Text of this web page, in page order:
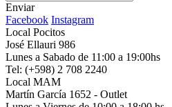
Enviar
Facebook Instagram
Local Pocitos
José Ellauri 986
Lunes a Sabado de 11:00 a 19:00hs
Tel: (+598) 2 708 2240
Local MAM
Martín García 1652 - Outlet